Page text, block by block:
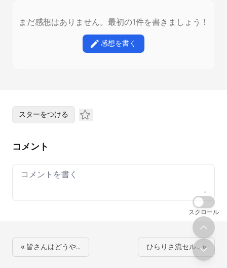
まだ感想はありません。最初の1件を書きましょう！
感想を書く
スターをつける
コメント
Your comment
« 皆さんはどうや… ひらりさ流セル… »
スクロール